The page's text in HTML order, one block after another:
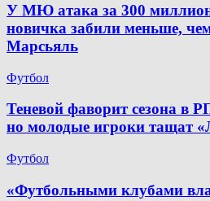
У МЮ атака за 300
новичка забили меньше,
Марсьяль
Футбол
Теневой фаворит сезона в
но молодые игроки тащат
Футбол
«Футбольными клубами